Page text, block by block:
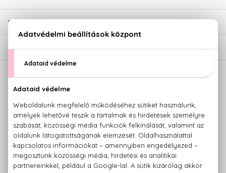
SZŰRÉSEK
1TERMÉK
SENSUAVA
BigFlirt